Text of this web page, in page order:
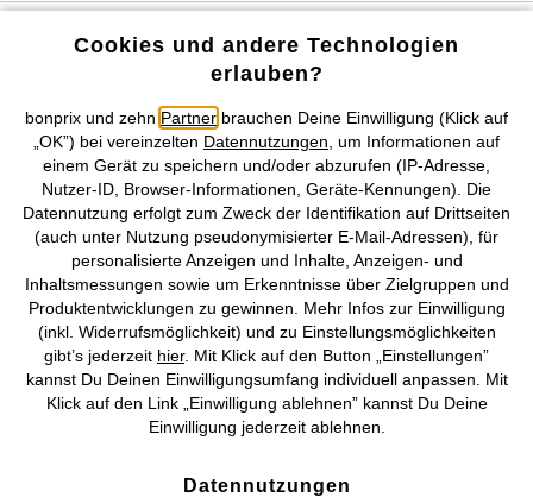
Mehr von bonprix auf
Preisangaben inkl. gesetzl. MwSt. und zzgl.Service- &
Versandkosten
AGB Datenschutz Cookie-Einstellungen Impressum
Vertrag widerrufen
©2026 bonprix.Alle Rechte vorbehalten.
Cookies und andere Technologien
erlauben?
bonprix und zehn Partner brauchen Deine Einwilligung (Klick auf
„OK”) bei vereinzelten Datennutzungen , um Informationen auf
einem Gerät zu speichern und/oder abzurufen (IP-Adresse,
Nutzer-ID, Browser-Informationen, Geräte-Kennungen). Die
Datennutzung erfolgt zum Zweck der Identifikation auf Drittseiten
(auch unter Nutzung pseudonymisierter E-Mail-Adressen), für
personalisierte Anzeigen und Inhalte, Anzeigen- und
Inhaltsmessungen sowie um Erkenntnisse über Zielgruppen und
Produktentwicklungen zu gewinnen. Mehr Infos zur Einwilligung
(inkl. Widerrufsmöglichkeit) und zu Einstellungsmöglichkeiten
gibt’s jederzeit hier. Mit Klick auf den Button „Einstellungen”
kannst Du Deinen Einwilligungsumfang individuell anpassen. Mit
Klick auf den Link „Einwilligung ablehnen” kannst Du Deine
Einwilligung jederzeit ablehnen.
Datennutzungen